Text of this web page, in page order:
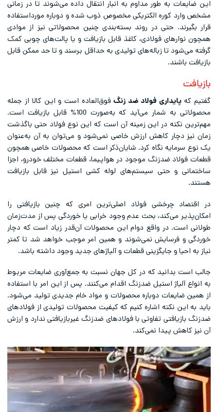
این ضایعات به طور مداوم به انبار انتقال داده می‌شوند تا در زمانی
مشخص وارد کوره الکتریکی مخصوص ذوب شده و دوباره مورداستفاده
قرار بگیرند. حتی در روند بسته‌بندی چنین محصولاتی نیز از موادی
همچون نوارهای فولادی، کاغذ قابل بازیافت و یا پالت‌های چوبی کمک
گرفته می‌شود تا زباله‌های تولیدی به حداقل برسند و تا حد ممکن قابل
بازیافت باشند.
بازیافت
گفتیم کهپایداری فولاد ضد زنگفوق‌العاده است و این کالا از جمله
محصولاتی به شمار می‌آید که به‌صورت 100% قابل بازیافت است.
مهم‌ترین نکته در این زمینه آن است که این نوع فولاد حتی باگذشت
زمان نیز دچار کاهش ارزش خاصی نمی‌شود و می‌توان به آن به‌عنوان
یک نوع سرمایه نگاه کرد. شایان‌ذکر است که محصولات خاصی همچون
قطعات فولاد ضدزنگ موجود در هواپیما، قطعات مختلف خودرو، اجزا
ساختمانی و حتی سیستم‌های لوله کشی استیل نیز قابل بازیافت
هستند.
در اقتصاد چرخشی فولاد اصلی‌ترین امری که چنین بازیافتی را
امکان‌پذیر می‌کند، بحث عدم وجود خرابی یا خوردگی پس از مدت‌زمان
طولانی است. در واقع دوام این محصولات آن‌قدر زیاد است که دچار
خوردگی و فرسایش نمی‌شوند و همین امر موجب خواهد شد تا کمتر
نیاز به احیا و جایگزینی قطعات و آلیاژهای جدید وجود داشته باشد.
جالب است بدانید که در کل جهان نسبت به جمع‌آوری ضایعات مربوط
به انواع آلیاژ استیل ضدزنگ اقدام می‌کنند. پس از این امر با استفاده
از همین ضایعات دوباره محصولات و مواد خام جدیدی تولید می‌شود.
باید به این نکته اشاره کنیم که کیفیت محصولات تولیدی از فولاد‌های
ضدزنگ بازیافتی تفاوتی با فولادهای ضدزنگ غیربازیافتی ندارد و ارزش
آن نیز کاهش پیدا نمی‌کند.